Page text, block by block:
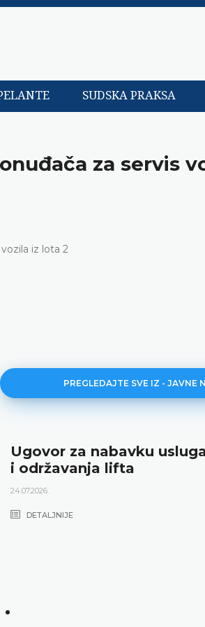
SUDSKA PRAKSA
za servis
iz lota 2
PREGLEDAJTE SVE IZ - JAVNE
Ugovor za nabavku
i održavanja lifta
24.07.2026.
DETALJNIJE